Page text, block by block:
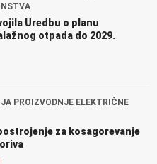
Uredbu o planu
otpada do 2029.
PROIZVODNJE ELEKTRIČNE
za kosagorevanje